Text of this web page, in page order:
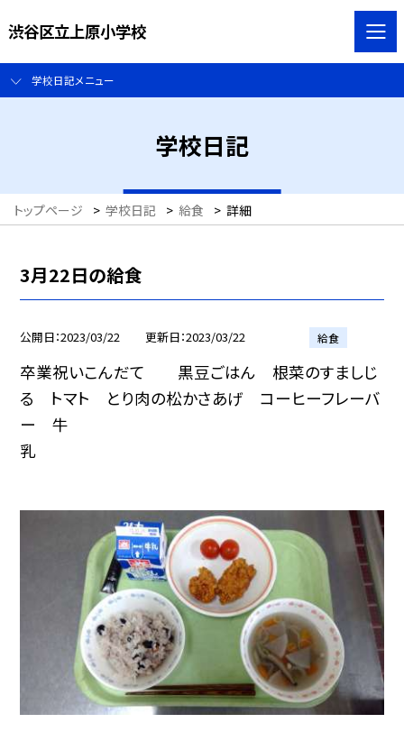
渋谷区立上原小学校
学校日記メニュー
学校日記
トップページ > 学校日記 > 給食 > 詳細
3月22日の給食
公開日 2023/03/22 更新日 2023/03/22 給食
卒業祝いこんだて 黒豆ごはん 根菜のすましじ
る トマト とり肉の松かさあげ コーヒーフレーバ
ー 牛
乳